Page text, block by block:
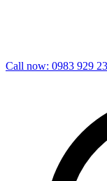
Call now: 0983 929